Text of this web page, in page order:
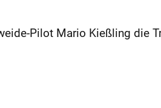
Pilot Mario Kießling die